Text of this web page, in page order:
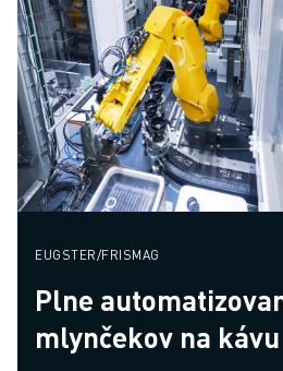
EUGSTER/FRISMAG
Plne
mlynčekov na kávu